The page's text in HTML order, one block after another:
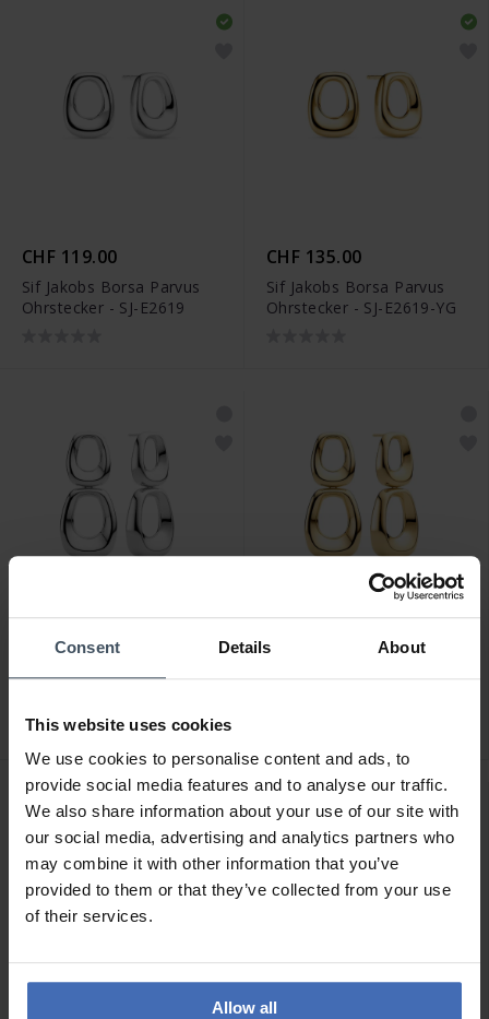
Consent Details About
This website uses cookies
We use cookies to personalise content and ads, to
provide social media features and to analyse our traffic.
We also share information about your use of our site with
our social media, advertising and analytics partners who
may combine it with other information that you’ve
provided to them or that they’ve collected from your use
of their services.
Allow all
CHF 119.00
Sif Jakobs Borsa Parvus
Ohrstecker - SJ-E2619
CHF 135.00
Sif Jakobs Borsa Parvus
Ohrstecker - SJ-E2619-YG
CHF 285.00
Sif Jakobs Borsa Due
CHF 295.00